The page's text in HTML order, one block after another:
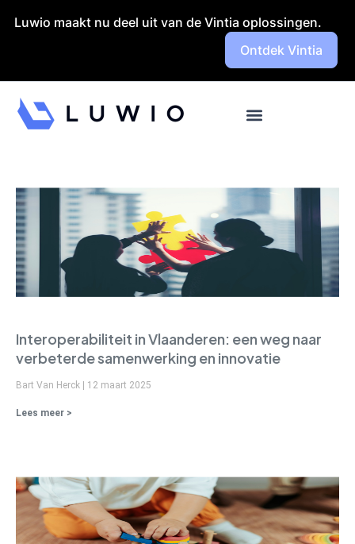
Luwio maakt nu deel uit van de Vintia oplossingen.
Ontdek Vintia
Interoperabiliteit in Vlaanderen: een weg naar
verbeterde samenwerking en innovatie
Bart Van Herck 12 maart 2025
Lees meer >